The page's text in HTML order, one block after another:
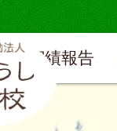
実績報告